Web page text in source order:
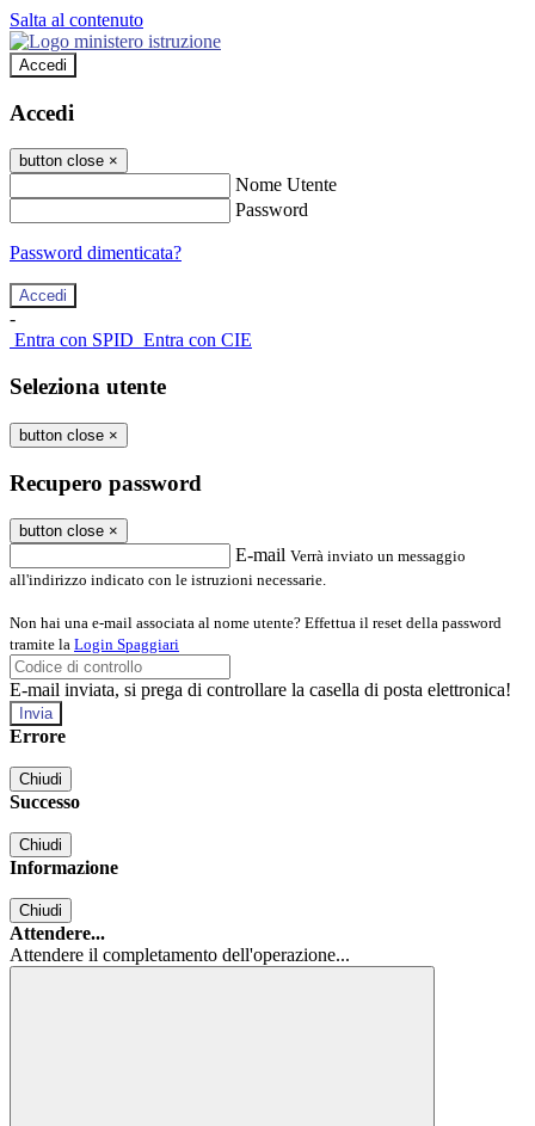
Salta al contenuto
Accedi
Accedi
button close ×
Nome Utente
Password
Password dimenticata?
-
Entra con SPID Entra con CIE
Seleziona utente
button close ×
Recupero password
button close ×
E-mail Verrà inviato un messaggio
all'indirizzo indicato con le istruzioni necessarie.
Non hai una e-mail associata al nome utente? Effettua il reset della password
tramite la Login Spaggiari
E-mail inviata, si prega di controllare la casella di posta elettronica!
Errore
Chiudi
Successo
Chiudi
Informazione
Chiudi
Attendere...
Attendere il completamento dell'operazione...